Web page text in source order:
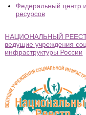
Федеральный центр
ресурсов
НАЦИОНАЛЬНЫЙ
ведущие учреждения
инфраструктуры России